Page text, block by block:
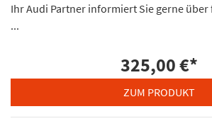
Ihr Audi Partner informiert Sie gerne
...
325,00 €*
ZUM PRODUKT